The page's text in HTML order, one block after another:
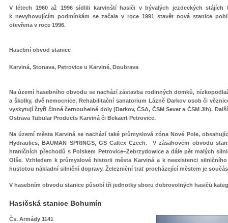
V létech 1960 až 1996 sídlili karvinští hasiči v bývalých jezdeckých stájích
k nevyhovujícím podmínkám se začala v roce 1991 stavět nová stanice
otevřena v roce 1996.
Hasební obvod stanice
Karviná, Stonava, Petrovice u Karviné, Doubrava
Na území hasebního obvodu se nachází zástavba rodinných domků,
a školky, dvě nemocnice, Rehabilitační sanatorium Lázně Darkov osob či
vyskytují čtyři činné černouhelné doly (Darkov, ČSA, ČSM Sever a ČSM Jih).
Ostrava Tubular Products Karviná či Bekaert Petrovice.
Na území města Karviná se nachází také průmyslová zóna Nové Pole,
Hydraulics, BAUMAN SPRINGS, GS Caltex Czech. V zásahovém obvodu
hraničních přechodů s Polskem Petrovice–Zebrzydowice a dále pět malých
Olše. Vzhledem k průmyslové historii města Karviná a k neexistenci
hustotou nákladní silniční dopravy. Železniční trať procházející městem je
V hasebním obvodu stanice působí tři jednotky sboru dobrovolných hasičů
Hasičská stanice Bohumín
Čs. Armády 1141